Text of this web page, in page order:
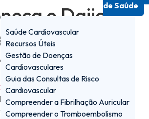
de Saúde
Saúde Cardiovascular
Recursos Úteis
Gestão de Doenças
Cardiovasculares
Guia das Consultas de Risco
Cardiovascular
Compreender a Fibrilhação Auricular
Compreender o Tromboembolismo
e Daiichi
lacunas
da mama
Sankyo identificam falhas na
sobre o cancro da mama.